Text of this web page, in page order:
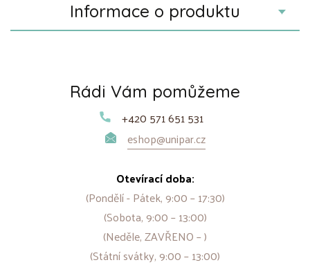
Informace o produktu
Rádi Vám pomůžeme
+420 571 651 531
eshop@unipar.cz
Otevírací doba:
(Pondělí - Pátek, 9:00 – 17:30)
(Sobota, 9:00 – 13:00)
(Neděle, ZAVŘENO – )
(Státní svátky, 9:00 – 13:00)